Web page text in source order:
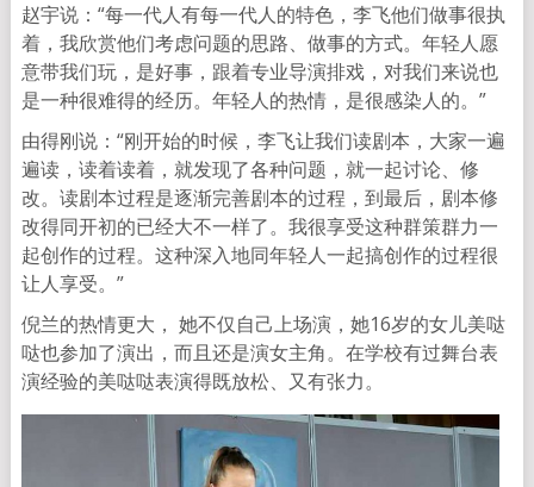
赵宇说：“每一代人有每一代人的特色，李飞他们做事很执
着，我欣赏他们考虑问题的思路、做事的方式。年轻人愿
意带我们玩，是好事，跟着专业导演排戏，对我们来说也
是一种很难得的经历。年轻人的热情，是很感染人的。”
由得刚说：“刚开始的时候，李飞让我们读剧本，大家一遍
遍读，读着读着，就发现了各种问题，就一起讨论、修
改。读剧本过程是逐渐完善剧本的过程，到最后，剧本修
改得同开初的已经大不一样了。我很享受这种群策群力一
起创作的过程。这种深入地同年轻人一起搞创作的过程很
让人享受。”
倪兰的热情更大， 她不仅自己上场演，她16岁的女儿美哒
哒也参加了演出，而且还是演女主角。在学校有过舞台表
演经验的美哒哒表演得既放松、又有张力。